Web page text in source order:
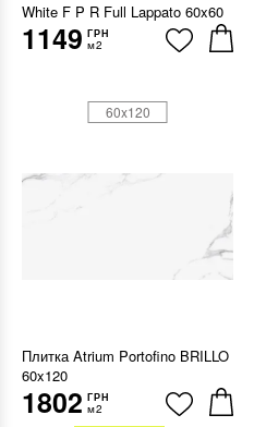
White F P R Full Lappato 60x60
1149 ГРН
м2
Плитка Atrium Portofino BRILLO
60x120
1802 ГРН
м2
60x120